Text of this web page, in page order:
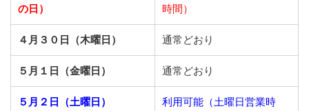
の日）
時間）
４月３０日（木曜日） 通常どおり
５月１日（金曜日） 通常どおり
５月２日（土曜日）
利用可能（土曜日営業時